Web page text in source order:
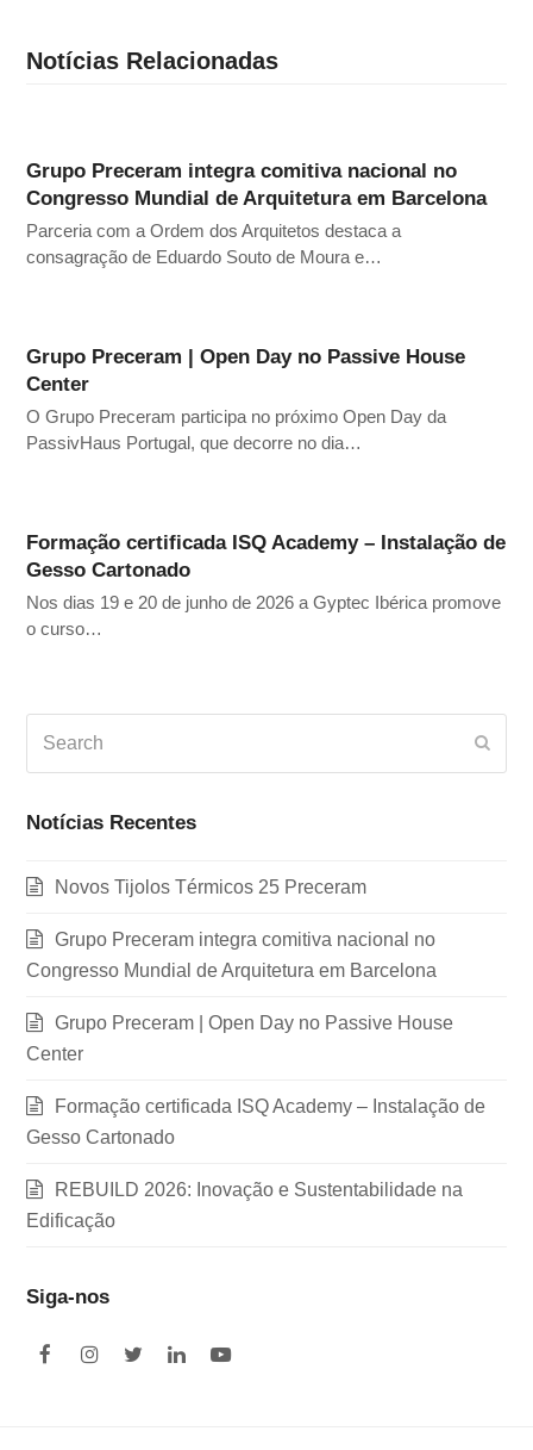
Notícias Relacionadas
Grupo Preceram integra comitiva nacional no
Congresso Mundial de Arquitetura em Barcelona
Parceria com a Ordem dos Arquitetos destaca a
consagração de Eduardo Souto de Moura e…
Grupo Preceram | Open Day no Passive House
Center
O Grupo Preceram participa no próximo Open Day da
PassivHaus Portugal, que decorre no dia…
Formação certificada ISQ Academy – Instalação de
Gesso Cartonado
Nos dias 19 e 20 de junho de 2026 a Gyptec Ibérica promove
o curso…
Notícias Recentes
Novos Tijolos Térmicos 25 Preceram
Grupo Preceram integra comitiva nacional no
Congresso Mundial de Arquitetura em Barcelona
Grupo Preceram | Open Day no Passive House
Center
Formação certificada ISQ Academy – Instalação de
Gesso Cartonado
REBUILD 2026: Inovação e Sustentabilidade na
Edificação
Siga-nos
F
I
T
L
Y